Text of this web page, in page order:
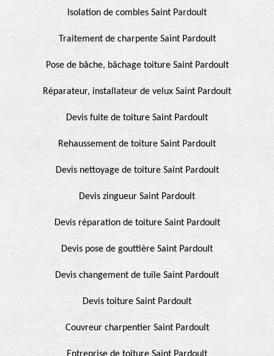
Isolation de combles Saint Pardoult
Traitement de charpente Saint Pardoult
Pose de bâche, bâchage toiture Saint Pardoult
Réparateur, installateur de velux Saint Pardoult
Devis fuite de toiture Saint Pardoult
Rehaussement de toiture Saint Pardoult
Devis nettoyage de toiture Saint Pardoult
Devis zingueur Saint Pardoult
Devis réparation de toiture Saint Pardoult
Devis pose de gouttière Saint Pardoult
Devis changement de tuile Saint Pardoult
Devis toiture Saint Pardoult
Couvreur charpentier Saint Pardoult
Entreprise de toiture Saint Pardoult